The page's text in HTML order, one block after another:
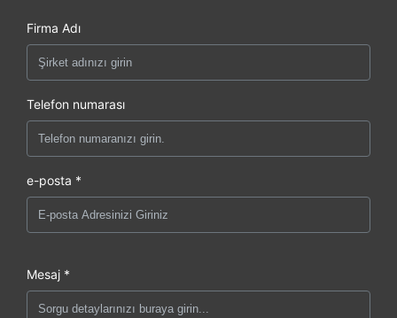
Firma Adı
Telefon numarası
e-posta *
Mesaj *